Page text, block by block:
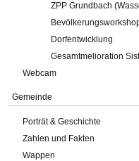
ZPP Grundbach
Dorfentwicklung
Gesamtmelioration
Webcam
Gemeinde
Porträt & Geschichte
Zahlen und Fakten
Wappen